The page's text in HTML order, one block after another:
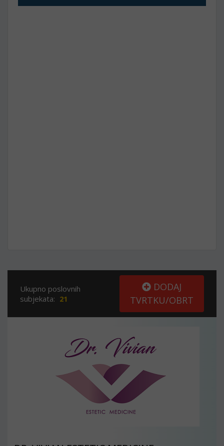
Ukupno poslovnih
subjekata: 21
DODAJ
TVRTKU/OBRT